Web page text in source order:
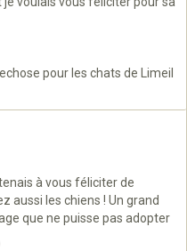
pour les chats de Limeil
à vous féliciter de
aussi les chiens ! Un grand
que ne puisse pas adopter